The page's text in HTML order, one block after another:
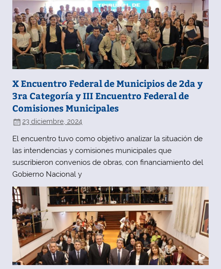
X Encuentro Federal de Municipios de 2da y
3ra Categoría y III Encuentro Federal de
Comisiones Municipales
23 diciembre, 2024
El encuentro tuvo como objetivo analizar la situación de
las intendencias y comisiones municipales que
suscribieron convenios de obras, con financiamiento del
Gobierno Nacional y